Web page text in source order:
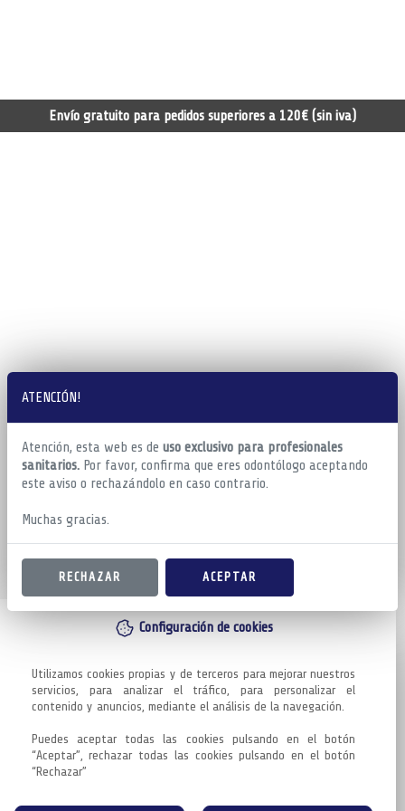
ATENCIÓN!
Atención, esta web es de uso exclusivo para profesionales
sanitarios. Por favor, confirma que eres odontólogo aceptando
este aviso o rechazándolo en caso contrario.
Muchas gracias.
RECHAZAR ACEPTAR
Configuración de cookies
Utilizamos cookies propias y de terceros para mejorar nuestros
servicios, para analizar el tráfico, para personalizar el
contenido y anuncios, mediante el análisis de la navegación.
Puedes aceptar todas las cookies pulsando en el botón
“Aceptar”, rechazar todas las cookies pulsando en el botón
“Rechazar”
Envío gratuito para pedidos superiores a 120€ (sin iva)